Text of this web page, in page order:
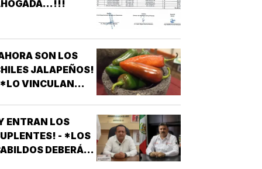
SON LOS
JALAPEÑOS!
VINCULAN
ENTRAN LOS
- *LOS
DEBERÁN